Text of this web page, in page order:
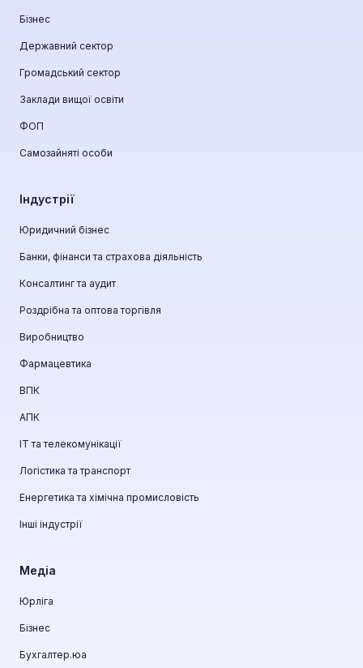
Бізнес
Державний сектор
Громадський сектор
Заклади вищої освіти
ФОП
Самозайняті особи
Індустрії
Юридичний бізнес
Банки, фінанси та страхова діяльність
Консалтинг та аудит
Роздрібна та оптова торгівля
Виробництво
Фармацевтика
ВПК
АПК
ІТ та телекомунікації
Логістика та транспорт
Енергетика та хімічна промисловість
Інші індустрії
Медіа
Юрліга
Бізнес
Бухгалтер.юа